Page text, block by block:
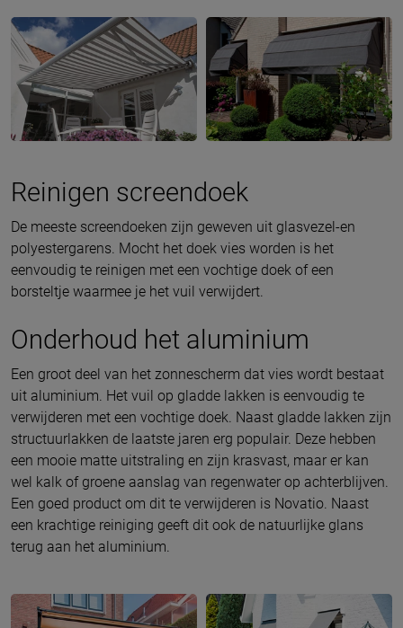
Reinigen screendoek
De meeste screendoeken zijn geweven uit glasvezel-en
polyestergarens. Mocht het doek vies worden is het
eenvoudig te reinigen met een vochtige doek of een
borsteltje waarmee je het vuil verwijdert.
Onderhoud het aluminium
Een groot deel van het zonnescherm dat vies wordt bestaat
uit aluminium. Het vuil op gladde lakken is eenvoudig te
verwijderen met een vochtige doek. Naast gladde lakken zijn
structuurlakken de laatste jaren erg populair. Deze hebben
een mooie matte uitstraling en zijn krasvast, maar er kan
wel kalk of groene aanslag van regenwater op achterblijven.
Een goed product om dit te verwijderen is Novatio. Naast
een krachtige reiniging geeft dit ook de natuurlijke glans
terug aan het aluminium.